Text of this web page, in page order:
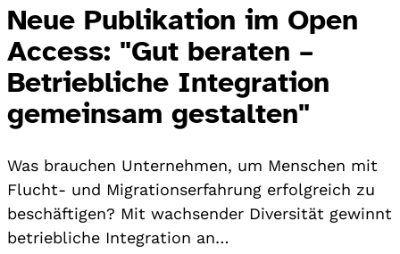
Neue Publikation im Open
Access: "Gut beraten –
Betriebliche Integration
gemeinsam gestalten"
Was brauchen Unternehmen, um Menschen mit
Flucht- und Migrationserfahrung erfolgreich zu
beschäftigen? Mit wachsender Diversität gewinnt
betriebliche Integration an…